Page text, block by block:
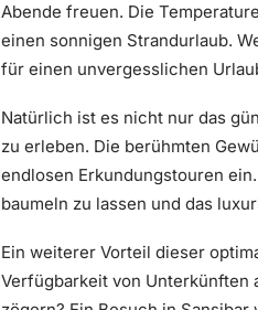
Abende freuen. Die
einen sonnigen Strandurlaub.
für einen unvergesslichen
Natürlich ist es nicht nur das
zu erleben. Die berühmten
endlosen Erkundungstouren
baumeln zu lassen und das
Ein weiterer Vorteil dieser
Verfügbarkeit von Unterkünften